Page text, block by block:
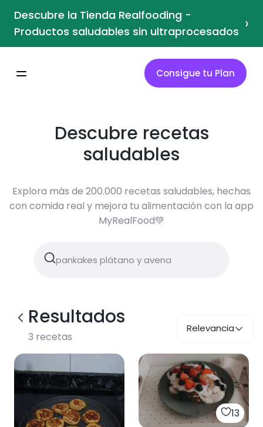
Descubre la Tienda Realfooding -
Productos saludables sin ultraprocesados ›
Consigue tu Plan
Descubre recetas
saludables
Explora más de 200.000 recetas saludables, hechas
con comida real y mejora tu alimentación con la app
MyRealFood💚
Resultados
3 recetas
Relevancia
13